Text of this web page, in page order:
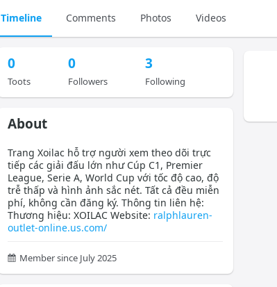
Timeline Comments Photos Videos
0
Toots
0
Followers
3
Following
About
Trang Xoilac hỗ trợ người xem theo dõi trực
tiếp các giải đấu lớn như Cúp C1, Premier
League, Serie A, World Cup với tốc độ cao, độ
trễ thấp và hình ảnh sắc nét. Tất cả đều miễn
phí, không cần đăng ký. Thông tin liên hệ:
Thương hiệu: XOILAC Website: ralphlauren-
outlet-online.us.com/
Member since July 2025